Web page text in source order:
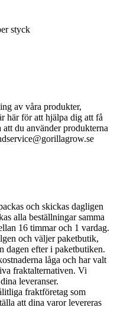
styck
av våra produkter,
här för att hjälpa dig att få
du använder produkterna
och skickas dagligen
alla beställningar samma
16 timmar och 1 vardag.
och väljer paketbutik,
dagen efter i paketbutiken.
låga och har valt
fraktalternativen. Vi
leveranser.
fraktföretag som
att dina varor levereras